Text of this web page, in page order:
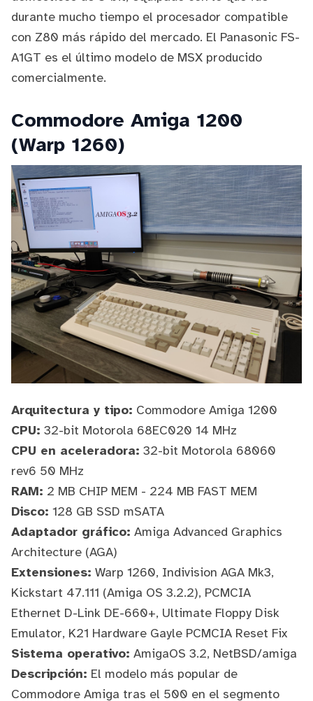
durante mucho tiempo el procesador compatible
con Z80 más rápido del mercado. El Panasonic FS-
A1GT es el último modelo de MSX producido
comercialmente.
Commodore Amiga 1200
(Warp 1260)
Arquitectura y tipo: Commodore Amiga 1200
CPU: 32-bit Motorola 68EC020 14 MHz
CPU en aceleradora: 32-bit Motorola 68060
rev6 50 MHz
RAM: 2 MB CHIP MEM - 224 MB FAST MEM
Disco: 128 GB SSD mSATA
Adaptador gráfico: Amiga Advanced Graphics
Architecture (AGA)
Extensiones: Warp 1260, Indivision AGA Mk3,
Kickstart 47.111 (Amiga OS 3.2.2), PCMCIA
Ethernet D-Link DE-660+, Ultimate Floppy Disk
Emulator, K21 Hardware Gayle PCMCIA Reset Fix
Sistema operativo: AmigaOS 3.2, NetBSD/amiga
Descripción: El modelo más popular de
Commodore Amiga tras el 500 en el segmento